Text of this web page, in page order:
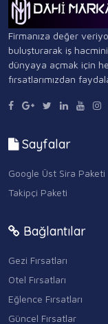
Firmanıza değer
buluşturarak iş
dünyaya açmak için
fırsatlarımızdan
Sayfalar
Google Üst Sira Paketi
Takipçi Paketi
Bağlantılar
Gezi Fırsatları
Otel Fırsatları
Eğlence Fırsatları
Güncel Fırsatlar